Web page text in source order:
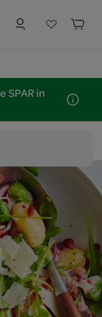
SPAR in